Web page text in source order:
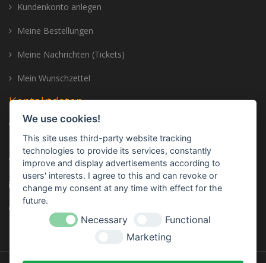
Kundenkonto anlegen
Meine Bestellungen
Meine Nachrichten (Tickets)
Mein Wunschzettel
Kontaktdaten
Adresse: Trailer Center GmbH, Oberhinkofener Str. 11, 93083
Gebelkofen, GERMANY
Telefon:+49 (0) 9453 - 3107320
E-mail:info@trailer-center-shop.com
Monday - Friday: 8:00 am - 17:00 pm
We use cookies!
This site uses third-party website tracking
technologies to provide its services, constantly
improve and display advertisements according to
users' interests. I agree to this and can revoke or
change my consent at any time with effect for the
future.
Necessary
Functional
Marketing